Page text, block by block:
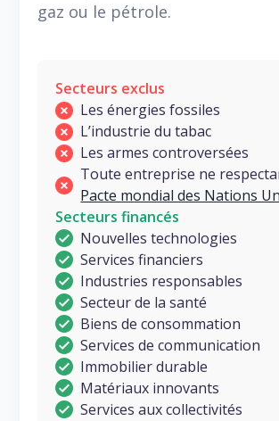
gaz ou le pétrole.
Secteurs exclus
Les énergies fossiles
L’industrie du tabac
Les armes controversées
Toute entreprise ne
Pacte mondial des Nations
Secteurs financés
Nouvelles technologies
Services financiers
Industries responsables
Secteur de la santé
Biens de consommation
Services de communication
Immobilier durable
Matériaux innovants
Services aux collectivités